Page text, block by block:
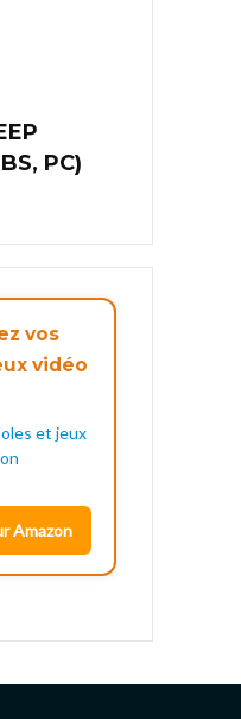
PC)
vos
vidéo
Amazon